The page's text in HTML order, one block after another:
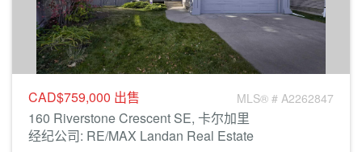
CAD$759,000 出售 MLS® # A2262847
160 Riverstone Crescent SE, 卡尔加里
经纪公司: RE/MAX Landan Real Estate